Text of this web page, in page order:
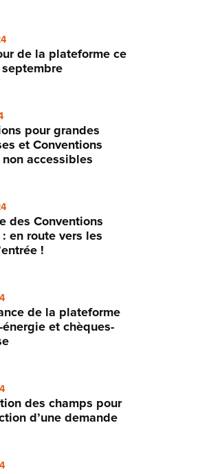
de la plateforme ce
pour grandes
et Conventions
accessibles
des Conventions
en route vers les
!
de la plateforme
et chèques-
des champs pour
d’une demande